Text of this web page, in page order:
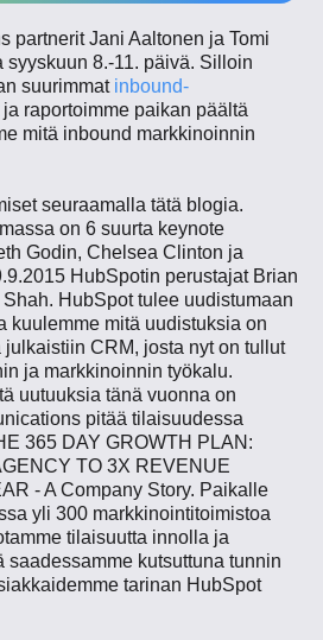
partnerit Jani Aaltonen ja Tomi
8.-11. päivä. Silloin
suurimmat inbound-
ja raportoimme paikan päältä
mitä inbound markkinoinnin
seuraamalla tätä blogia.
on 6 suurta keynote
Godin, Chelsea Clinton ja
HubSpotin perustajat Brian
HubSpot tulee uudistumaan
kuulemme mitä uudistuksia on
CRM, josta nyt on tullut
ja markkinoinnin työkalu.
uutuuksia tänä vuonna on
pitää tilaisuudessa
365 DAY GROWTH PLAN:
TO 3X REVENUE
- A Company Story. Paikalle
yli 300 markkinointitoimistoa
tilaisuutta innolla ja
saadessamme kutsuttuna tunnin
tarinan HubSpot